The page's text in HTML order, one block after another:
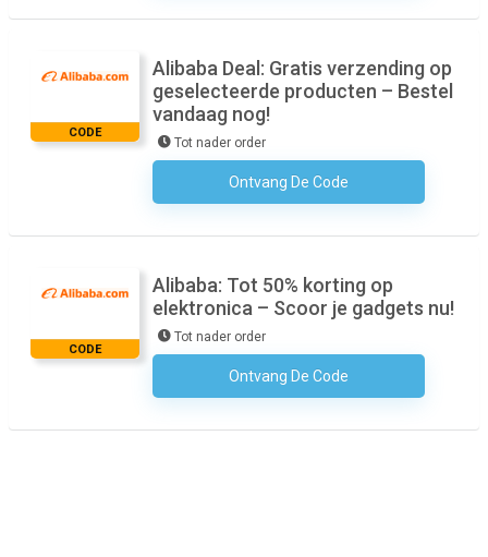
CODE
Alibaba Deal: Gratis verzending op
geselecteerde producten – Bestel
vandaag nog!
Tot nader order
Ontvang De CodeGeen Code Nodig
CODE
Alibaba: Tot 50% korting op
elektronica – Scoor je gadgets nu!
Tot nader order
Ontvang De CodeGeen Code Nodig